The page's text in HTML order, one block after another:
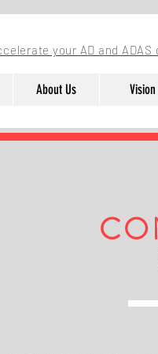
your AD and
About Us Vision